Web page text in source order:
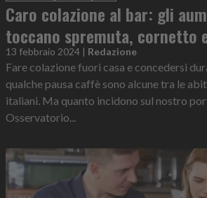
Caro colazione al bar: gli
toccano spremuta, cornetto
13 febbraio 2024 | Redazione
Fare colazione fuori casa e concedersi
qualche pausa caffè sono alcune tra le
italiani. Ma quanto incidono sul nostro
Osservatorio...